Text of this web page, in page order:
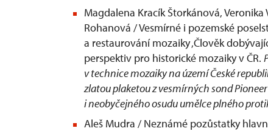
Magdalena Kracík Štorkánová,
Rohanová / Vesmírné i pozemské
a restaurování mozaiky ‚Člověk
perspektiv pro historické mozaiky v ČR.
v technice mozaiky na území České
zlatou plaketou z vesmírných sond
i neobyčejného osudu umělce plného
Aleš Mudra / Neznámé pozůstatky